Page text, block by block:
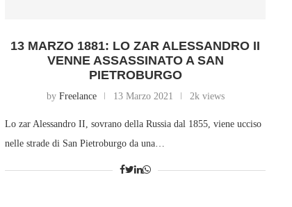
13 MARZO 1881: LO ZAR ALESSANDRO II
VENNE ASSASSINATO A SAN
PIETROBURGO
by Freelance 13 Marzo 2021 2k views
Lo zar Alessandro II, sovrano della Russia dal 1855, viene ucciso
nelle strade di San Pietroburgo da una…